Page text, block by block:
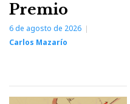
Premio
6 de agosto de 2026
Carlos Mazarío